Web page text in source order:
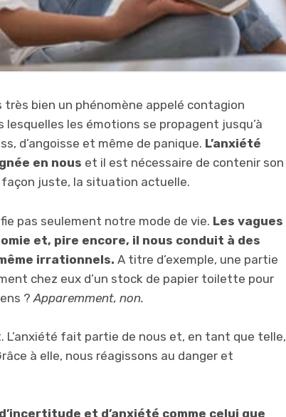
très bien un phénomène appelé contagion
lesquelles les émotions se propagent jusqu’à
d’angoisse et même de panique. L’anxiété
en nous et il est nécessaire de contenir son
juste, la situation actuelle.
pas seulement notre mode de vie. Les vagues
et, pire encore, il nous conduit à des
irrationnels. A titre d’exemple, une partie
chez eux d’un stock de papier toilette pour
? Apparemment, non.
L’anxiété fait partie de nous et, en tant que telle,
à elle, nous réagissons au danger et
et d’anxiété comme celui que